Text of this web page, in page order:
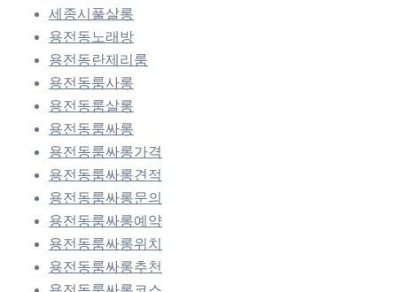
세종시풀살롱
용전동노래방
용전동란제리룸
용전동룸사롱
용전동룸살롱
용전동룸싸롱
용전동룸싸롱가격
용전동룸싸롱견적
용전동룸싸롱문의
용전동룸싸롱예약
용전동룸싸롱위치
용전동룸싸롱추천